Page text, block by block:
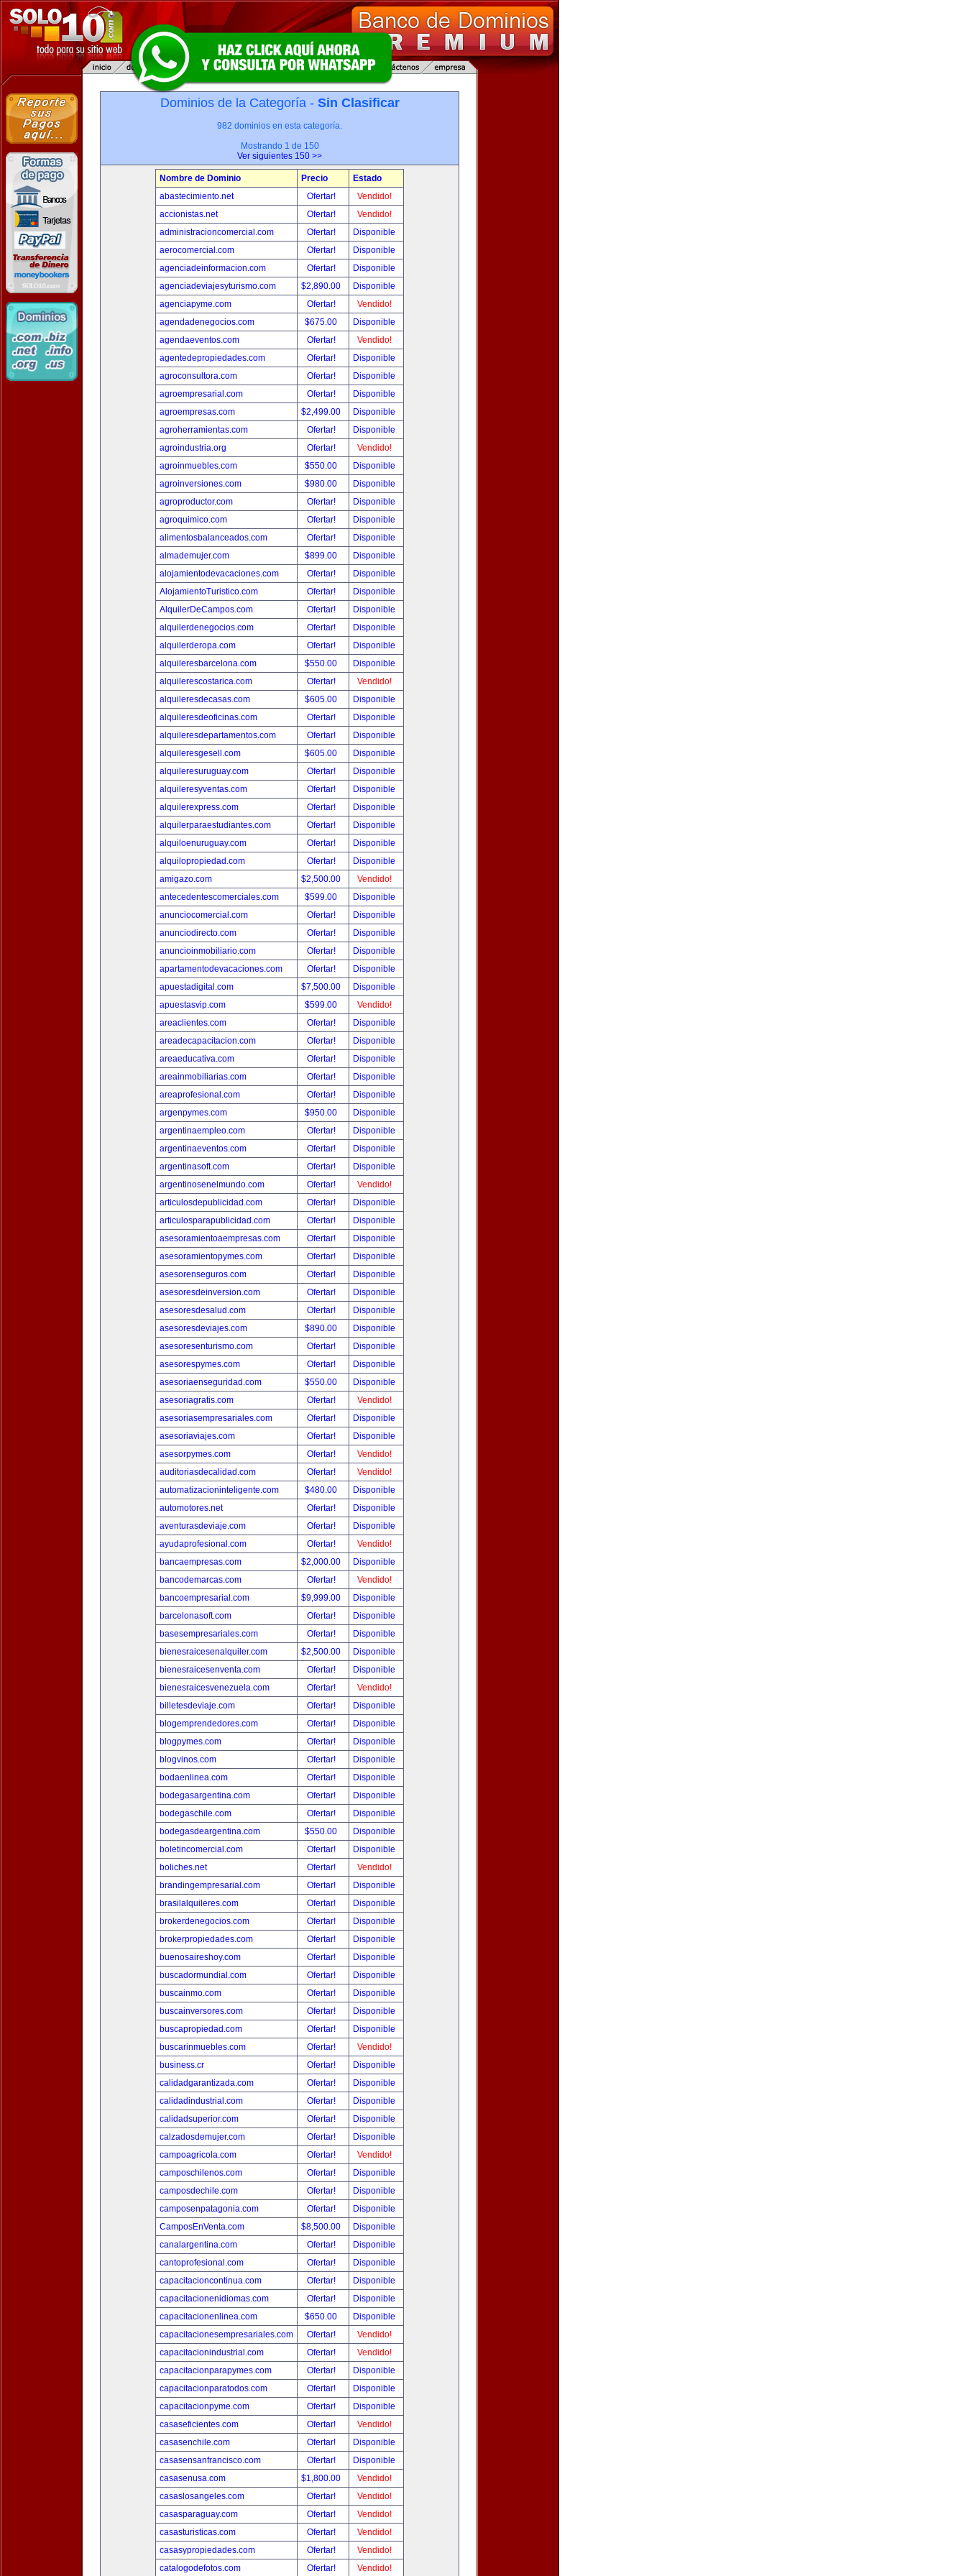
Dominios de la Categoría - Sin Clasificar
982 dominios en esta categoría.
Mostrando 1 de 150
Ver siguientes 150 >>
Nombre de Dominio Precio
Estado
abastecimiento.net
Ofertar!
Vendido!
accionistas.net
Ofertar!
Vendido!
administracioncomercial.com
Ofertar!
Disponible
aerocomercial.com
Ofertar!
Disponible
agenciadeinformacion.com
Ofertar!
Disponible
agenciadeviajesyturismo.com
$2,890.00
Disponible
agenciapyme.com
Ofertar!
Vendido!
agendadenegocios.com
$675.00
Disponible
agendaeventos.com
Ofertar!
Vendido!
agentedepropiedades.com
Ofertar!
Disponible
agroconsultora.com
Ofertar!
Disponible
agroempresarial.com
Ofertar!
Disponible
agroempresas.com
$2,499.00
Disponible
agroherramientas.com
Ofertar!
Disponible
agroindustria.org
Ofertar!
Vendido!
agroinmuebles.com
$550.00
Disponible
agroinversiones.com
$980.00
Disponible
agroproductor.com
Ofertar!
Disponible
agroquimico.com
Ofertar!
Disponible
alimentosbalanceados.com
Ofertar!
Disponible
almademujer.com
$899.00
Disponible
alojamientodevacaciones.com
Ofertar!
Disponible
AlojamientoTuristico.com
Ofertar!
Disponible
AlquilerDeCampos.com
Ofertar!
Disponible
alquilerdenegocios.com
Ofertar!
Disponible
alquilerderopa.com
Ofertar!
Disponible
alquileresbarcelona.com
$550.00
Disponible
alquilerescostarica.com
Ofertar!
Vendido!
alquileresdecasas.com
$605.00
Disponible
alquileresdeoficinas.com
Ofertar!
Disponible
alquileresdepartamentos.com
Ofertar!
Disponible
alquileresgesell.com
$605.00
Disponible
alquileresuruguay.com
Ofertar!
Disponible
alquileresyventas.com
Ofertar!
Disponible
alquilerexpress.com
Ofertar!
Disponible
alquilerparaestudiantes.com
Ofertar!
Disponible
alquiloenuruguay.com
Ofertar!
Disponible
alquilopropiedad.com
Ofertar!
Disponible
amigazo.com
$2,500.00
Vendido!
antecedentescomerciales.com
$599.00
Disponible
anunciocomercial.com
Ofertar!
Disponible
anunciodirecto.com
Ofertar!
Disponible
anuncioinmobiliario.com
Ofertar!
Disponible
apartamentodevacaciones.com
Ofertar!
Disponible
apuestadigital.com
$7,500.00
Disponible
apuestasvip.com
$599.00
Vendido!
areaclientes.com
Ofertar!
Disponible
areadecapacitacion.com
Ofertar!
Disponible
areaeducativa.com
Ofertar!
Disponible
areainmobiliarias.com
Ofertar!
Disponible
areaprofesional.com
Ofertar!
Disponible
argenpymes.com
$950.00
Disponible
argentinaempleo.com
Ofertar!
Disponible
argentinaeventos.com
Ofertar!
Disponible
argentinasoft.com
Ofertar!
Disponible
argentinosenelmundo.com
Ofertar!
Vendido!
articulosdepublicidad.com
Ofertar!
Disponible
articulosparapublicidad.com
Ofertar!
Disponible
asesoramientoaempresas.com
Ofertar!
Disponible
asesoramientopymes.com
Ofertar!
Disponible
asesorenseguros.com
Ofertar!
Disponible
asesoresdeinversion.com
Ofertar!
Disponible
asesoresdesalud.com
Ofertar!
Disponible
asesoresdeviajes.com
$890.00
Disponible
asesoresenturismo.com
Ofertar!
Disponible
asesorespymes.com
Ofertar!
Disponible
asesoriaenseguridad.com
$550.00
Disponible
asesoriagratis.com
Ofertar!
Vendido!
asesoriasempresariales.com
Ofertar!
Disponible
asesoriaviajes.com
Ofertar!
Disponible
asesorpymes.com
Ofertar!
Vendido!
auditoriasdecalidad.com
Ofertar!
Vendido!
automatizacioninteligente.com
$480.00
Disponible
automotores.net
Ofertar!
Disponible
aventurasdeviaje.com
Ofertar!
Disponible
ayudaprofesional.com
Ofertar!
Vendido!
bancaempresas.com
$2,000.00
Disponible
bancodemarcas.com
Ofertar!
Vendido!
bancoempresarial.com
$9,999.00
Disponible
barcelonasoft.com
Ofertar!
Disponible
basesempresariales.com
Ofertar!
Disponible
bienesraicesenalquiler.com
$2,500.00
Disponible
bienesraicesenventa.com
Ofertar!
Disponible
bienesraicesvenezuela.com
Ofertar!
Vendido!
billetesdeviaje.com
Ofertar!
Disponible
blogemprendedores.com
Ofertar!
Disponible
blogpymes.com
Ofertar!
Disponible
blogvinos.com
Ofertar!
Disponible
bodaenlinea.com
Ofertar!
Disponible
bodegasargentina.com
Ofertar!
Disponible
bodegaschile.com
Ofertar!
Disponible
bodegasdeargentina.com
$550.00
Disponible
boletincomercial.com
Ofertar!
Disponible
boliches.net
Ofertar!
Vendido!
brandingempresarial.com
Ofertar!
Disponible
brasilalquileres.com
Ofertar!
Disponible
brokerdenegocios.com
Ofertar!
Disponible
brokerpropiedades.com
Ofertar!
Disponible
buenosaireshoy.com
Ofertar!
Disponible
buscadormundial.com
Ofertar!
Disponible
buscainmo.com
Ofertar!
Disponible
buscainversores.com
Ofertar!
Disponible
buscapropiedad.com
Ofertar!
Disponible
buscarinmuebles.com
Ofertar!
Vendido!
business.cr
Ofertar!
Disponible
calidadgarantizada.com
Ofertar!
Disponible
calidadindustrial.com
Ofertar!
Disponible
calidadsuperior.com
Ofertar!
Disponible
calzadosdemujer.com
Ofertar!
Disponible
campoagricola.com
Ofertar!
Vendido!
camposchilenos.com
Ofertar!
Disponible
camposdechile.com
Ofertar!
Disponible
camposenpatagonia.com
Ofertar!
Disponible
CamposEnVenta.com
$8,500.00
Disponible
canalargentina.com
Ofertar!
Disponible
cantoprofesional.com
Ofertar!
Disponible
capacitacioncontinua.com
Ofertar!
Disponible
capacitacionenidiomas.com
Ofertar!
Disponible
capacitacionenlinea.com
$650.00
Disponible
capacitacionesempresariales.com
Ofertar!
Vendido!
capacitacionindustrial.com
Ofertar!
Vendido!
capacitacionparapymes.com
Ofertar!
Disponible
capacitacionparatodos.com
Ofertar!
Disponible
capacitacionpyme.com
Ofertar!
Disponible
casaseficientes.com
Ofertar!
Vendido!
casasenchile.com
Ofertar!
Disponible
casasensanfrancisco.com
Ofertar!
Disponible
casasenusa.com
$1,800.00
Vendido!
casaslosangeles.com
Ofertar!
Vendido!
casasparaguay.com
Ofertar!
Vendido!
casasturisticas.com
Ofertar!
Vendido!
casasypropiedades.com
Ofertar!
Vendido!
catalogodefotos.com
Ofertar! Vendido!